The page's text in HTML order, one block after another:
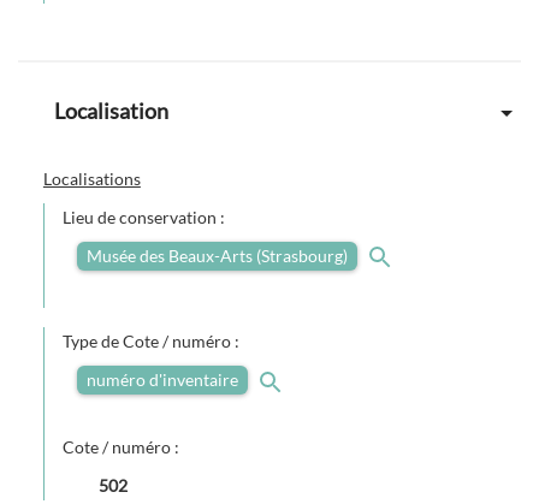
Localisation
Localisations
Lieu de conservation :
Musée des Beaux-Arts (Strasbourg)
Type de Cote / numéro :
numéro d'inventaire
Cote / numéro :
502